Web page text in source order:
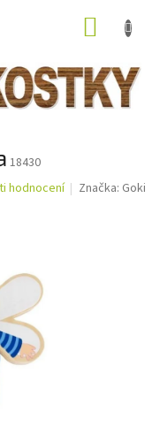
18430
hodnocení Značka: Goki